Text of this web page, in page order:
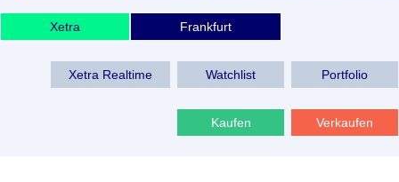
Xetra Frankfurt
Xetra Realtime Watchlist Portfolio
Kaufen Verkaufen